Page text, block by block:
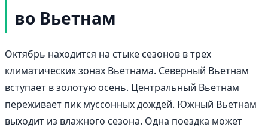
во Вьетнам
Октябрь находится на стыке сезонов в трех
климатических зонах Вьетнама. Северный Вьетнам
вступает в золотую осень. Центральный Вьетнам
переживает пик муссонных дождей. Южный Вьетнам
выходит из влажного сезона. Одна поездка может